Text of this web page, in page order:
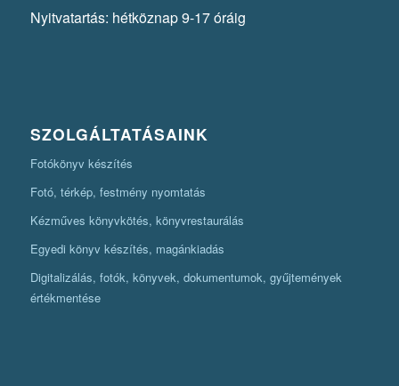
Nyitvatartás: hétköznap 9-17 óráig
SZOLGÁLTATÁSAINK
Fotókönyv készítés
Fotó, térkép, festmény nyomtatás
Kézműves könyvkötés, könyvrestaurálás
Egyedi könyv készítés, magánkiadás
Digitalizálás, fotók, könyvek, dokumentumok, gyűjtemények
értékmentése